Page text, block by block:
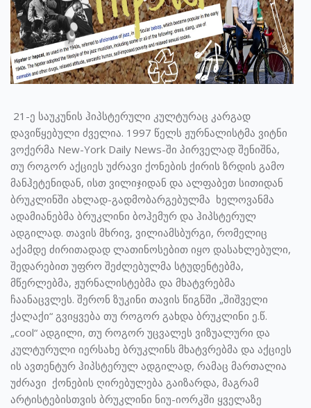
21-ე საუკუნის ჰიპსტერული კულტურაც კარგად
დავიწყებული ძველია. 1997 წელს ჟურნალისტმა ვიტნი
ვოქერმა New-York Daily News-ში პირველად შენიშნა,
თუ როგორ აქციეს უძრავი ქონების ქირის ზრდის გამო
მანჰეტენიდან, ისთ ვილიჯიდან და ალფაბეთ სითიდან
ბრუკლინში ახლად-გადმობარგებულმა ხელოვანმა
ადამიანებმა ბრუკლინი ბოჰემურ და ჰიპსტერულ
ადგილად. თავის მხრივ, ვილიამსბურგი, რომელიც
აქამდე ძირითადად ლათინოსებით იყო დასახლებული,
შედარებით უფრო შეძლებულმა სტუდენტებმა,
მწერლებმა, ჟურნალისტებმა და მხატვრებმა
ჩაანაცვლეს. შერონ ზუკინი თავის წიგნში „შიშველი
ქალაქი“ გვიყვება თუ როგორ გახდა ბრუკლინი ე.წ.
„cool“ ადგილი, თუ როგორ უცვალეს ვიზუალური და
კულტურული იერსახე ბრუკლინს მხატვრებმა და აქციეს
ის ავთენტურ ჰიპსტერულ ადგილად, რამაც მართალია
უძრავი ქონების ღირებულება გაიზარდა, მაგრამ
არტისტებისთვის ბრუკლინი ნიუ-იორკში ყველაზე